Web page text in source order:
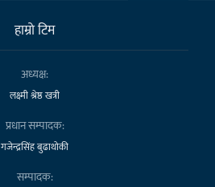
हाम्राे टिम
अध्यक्ष:
लक्ष्मी श्रेष्ठ खत्री
प्रधान सम्पादक:
गजेन्द्रसिंह बुढाथोकी
सम्पादक: